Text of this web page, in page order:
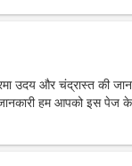
उदय और चंद्रास्त की
हम आपको इस पेज के